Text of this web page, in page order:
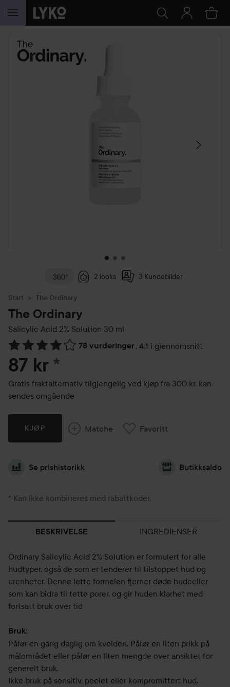
GÅ TIL INNHOLD
HOPP OVER SEKSJON
360° 2 looks 3 Kundebilder
Start The Ordinary
The Ordinary
Salicylic Acid 2% Solution 30 ml
78 vurderinger, 4.1 i gjennomsnitt
Gå til Vurderinger & anmeldelser
87 kr *
Gratis fraktalternativ tilgjengelig ved kjøp fra 300 kr, kan
sendes omgående
KJØP Matche Favoritt
Se prishistorikk Butikksaldo
* Kan ikke kombineres med rabattkoder.
BESKRIVELSE INGREDIENSER
Ordinary Salicylic Acid 2% Solution er formulert for alle
hudtyper, også de som er tenderer til tilstoppet hud og
urenheter. Denne lette formelen fjerner døde hudceller
som kan bidra til tette porer, og gir huden klarhet med
fortsatt bruk over tid
Bruk:
Påfør en gang daglig om kvelden. Påfør en liten prikk på
målområdet eller påfør en liten mengde over ansiktet for
generelt bruk.
Ikke bruk på sensitiv, peelet eller kompromittert hud.